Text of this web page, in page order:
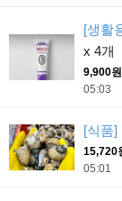
[생활
x 4개
9,900원
05:03
[식품]
15,720
05:01